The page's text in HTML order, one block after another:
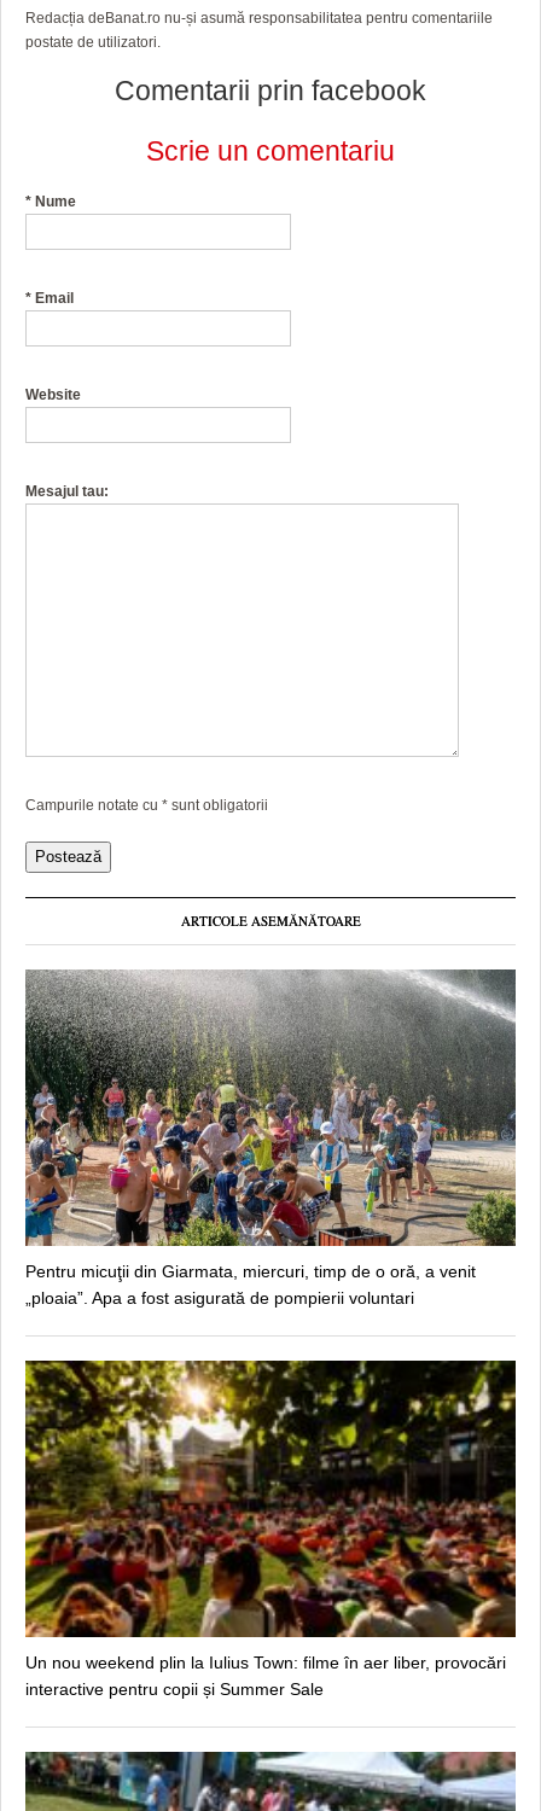
HARTA TIMIŞOAREI
LICEE, ŞCOLI ŞI GRĂDINIŢE DIN TIMIŞ
Redacția deBanat.ro nu-și asumă responsabilitatea pentru comentariile
postate de utilizatori.
Comentarii prin facebook
Scrie un comentariu
* Nume
* Email
Website
Mesajul tau:
Campurile notate cu * sunt obligatorii
ARTICOLE ASEMĂNĂTOARE
Pentru micuţii din Giarmata, miercuri, timp de o oră, a venit
„ploaia”. Apa a fost asigurată de pompierii voluntari
Un nou weekend plin la Iulius Town: filme în aer liber, provocări
interactive pentru copii și Summer Sale